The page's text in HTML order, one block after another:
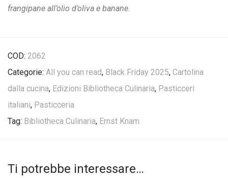
frangipane all’olio d’oliva e banane.
COD: 2062
Categorie: All you can read, Black Friday 2025, Cartolina
dalla cucina, Edizioni Bibliotheca Culinaria, Pasticceri
italiani, Pasticceria
Tag: Bibliotheca Culinaria, Ernst Knam
Ti potrebbe interessare…